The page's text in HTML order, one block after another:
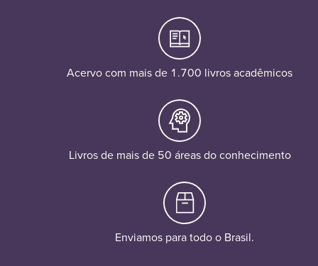
Acervo com mais de 1.700 livros acadêmicos
Livros de mais de 50 áreas do conhecimento
Enviamos para todo o Brasil.